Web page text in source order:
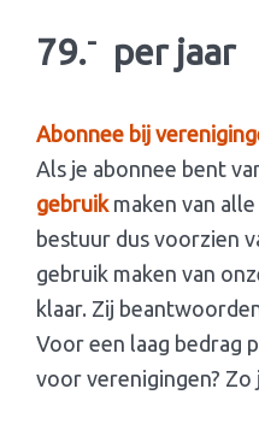
op
klantbeoordelingen
79.- per jaar
Abonnee bij
Als je abonnee bent
gebruikmaken van
bestuur dus voorzien
gebruik maken van
klaar. Zij
Voor een laag bedrag
voor verenigingen? Zo